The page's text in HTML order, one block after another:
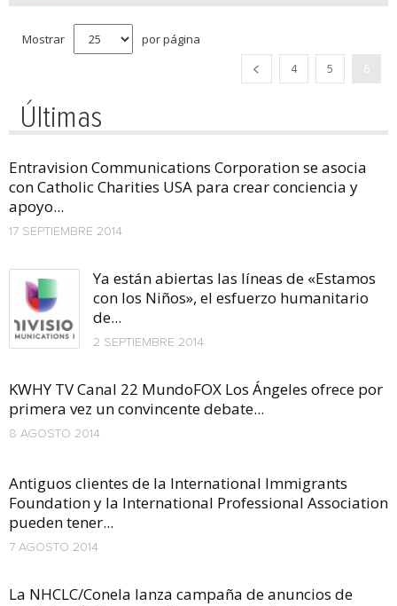
Mostrar por página
4 5
Últimas
Entravision Communications Corporation se asocia
con Catholic Charities USA para crear conciencia y
apoyo...
17 SEPTIEMBRE 2014
Ya están abiertas las líneas de «Estamos
con los Niños», el esfuerzo humanitario
de...
2 SEPTIEMBRE 2014
KWHY TV Canal 22 MundoFOX Los Ángeles ofrece por
primera vez un convincente debate...
8 AGOSTO 2014
Antiguos clientes de la International Immigrants
Foundation y la International Professional Association
pueden tener...
7 AGOSTO 2014
La NHCLC/Conela lanza campaña de anuncios de